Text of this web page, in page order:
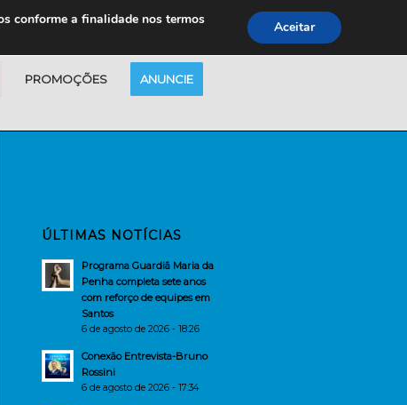
PROMOÇÕES ANUNCIE
ÚLTIMAS NOTÍCIAS
Programa Guardiã Maria da
Penha completa sete anos
com reforço de equipes em
Santos
6 de agosto de 2026 - 18:26
Conexão Entrevista-Bruno
Rossini
6 de agosto de 2026 - 17:34
conforme a finalidade nos termos
Aceitar